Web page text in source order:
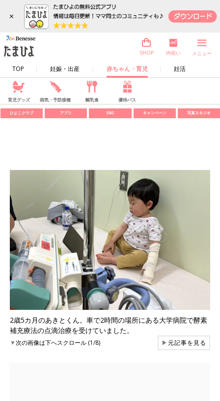
×
TOP 妊娠・出産 赤ちゃん・育児 妊活
SHOP 内祝い メニュー
育児グッズ 病気・予防接種 離乳食 優待パス
ひよこクラブ アプリ SNS キャンペーン 写真スタジオ
2歳5カ月のあきとくん。車で2時間の場所にある大学病院で酵素
補充療法の点滴治療を受けていました。
▼次の画像は下へスクロール (1/8) ▶元記事を見る